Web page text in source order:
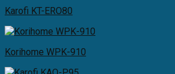
Karofi KT-ERO80
Korihome WPK-910